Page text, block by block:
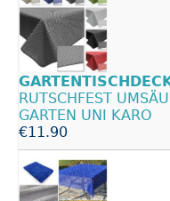
RUTSCHFEST
GARTEN UNI KARO
€11.90